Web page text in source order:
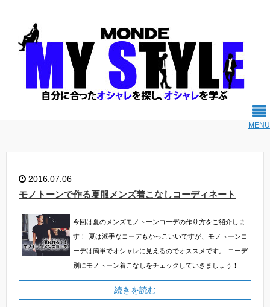
MENU
2016.07.06
モノトーンで作る夏服メンズ着こなしコーディネート
今回は夏のメンズモノトーンコーデの作り方をご紹介しま
す！
夏は派手なコーデもかっこいいですが、モノトーンコ
ーデは簡単でオシャレに見えるのでオススメです。
コーデ
別にモノトーン着こなしをチェックしていきましょう！
続きを読む